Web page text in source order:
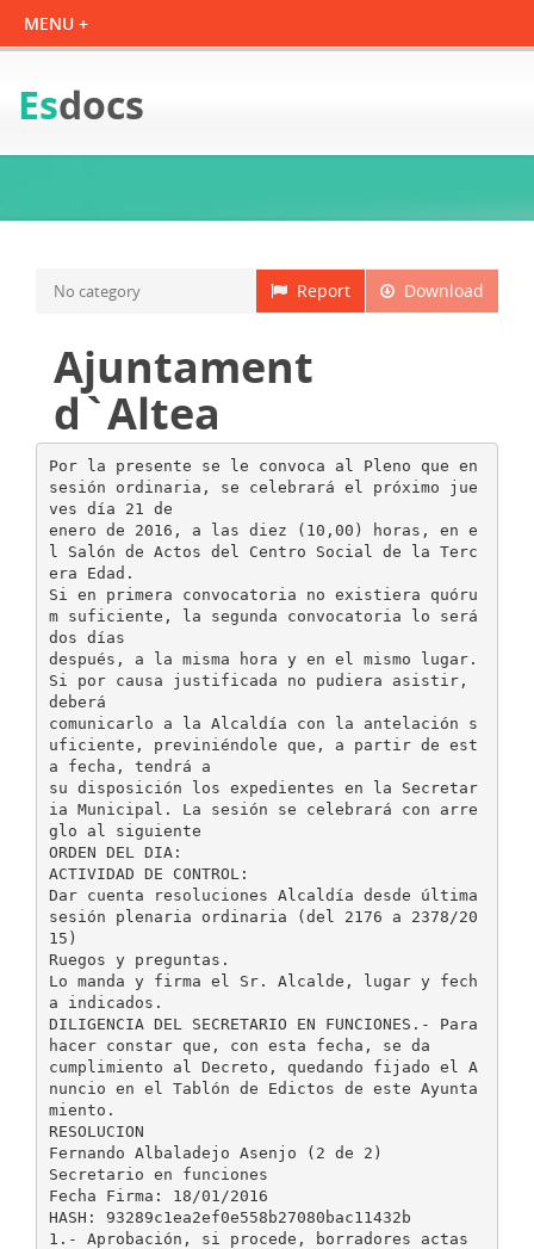
Esdocs
Download
Report
No category
Ajuntament
d`Altea
Por la presente se le convoca al Pleno que en
sesión ordinaria, se celebrará el próximo jue
ves día 21 de
enero de 2016, a las diez (10,00) horas, en e
l Salón de Actos del Centro Social de la Terc
era Edad.
Si en primera convocatoria no existiera quóru
m suficiente, la segunda convocatoria lo será
dos días
después, a la misma hora y en el mismo lugar.
Si por causa justificada no pudiera asistir,
deberá
comunicarlo a la Alcaldía con la antelación s
uficiente, previniéndole que, a partir de est
a fecha, tendrá a
su disposición los expedientes en la Secretar
ia Municipal. La sesión se celebrará con arre
glo al siguiente
ORDEN DEL DIA:
ACTIVIDAD DE CONTROL:
Dar cuenta resoluciones Alcaldía desde última
sesión plenaria ordinaria (del 2176 a 2378/20
15)
Ruegos y preguntas.
Lo manda y firma el Sr. Alcalde, lugar y fech
a indicados.
DILIGENCIA DEL SECRETARIO EN FUNCIONES.- Para
hacer constar que, con esta fecha, se da
cumplimiento al Decreto, quedando fijado el A
nuncio en el Tablón de Edictos de este Ayunta
miento.
RESOLUCION
Fernando Albaladejo Asenjo (2 de 2)
Secretario en funciones
Fecha Firma: 18/01/2016
HASH: 93289c1ea2ef0e558b27080bac11432b
1.- Aprobación, si procede, borradores actas